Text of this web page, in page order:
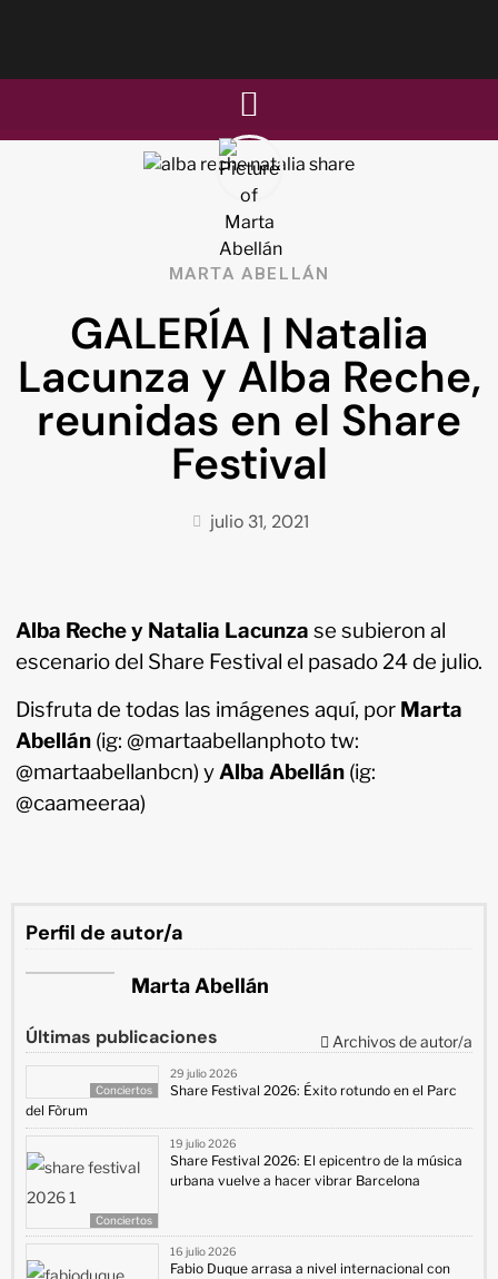
MARTA ABELLÁN
GALERÍA | Natalia
Lacunza y Alba Reche,
reunidas en el Share
Festival
julio 31, 2021
Alba Reche y Natalia Lacunza se subieron al
escenario del Share Festival el pasado 24 de julio.
Disfruta de todas las imágenes aquí, por Marta
Abellán (ig: @martaabellanphoto tw:
@martaabellanbcn) yAlba Abellán (ig:
@caameeraa)
Perfil de autor/a
Marta Abellán
Últimas publicaciones Archivos de autor/a
Conciertos
29 julio 2026
Share Festival 2026: Éxito rotundo en el Parc
del Fòrum
Conciertos
19 julio 2026
Share Festival 2026: El epicentro de la música
urbana vuelve a hacer vibrar Barcelona
16 julio 2026
Fabio Duque arrasa a nivel internacional con